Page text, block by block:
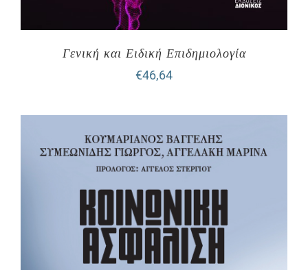
Γενική και Ειδική Επιδημιολογία
€46,64